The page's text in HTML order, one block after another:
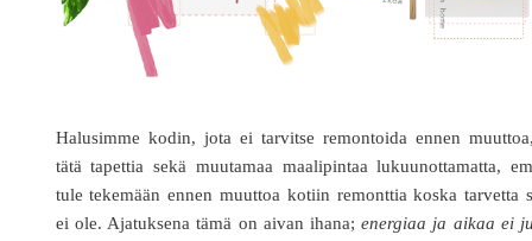
Halusimme kodin, jota ei tarvitse remontoida ennen
tätä tapettia sekä muutamaa maalipintaa lukuunottamatta,
tule tekemään ennen muuttoa kotiin remonttia koska tarvetta
ei ole. Ajatuksena tämä on aivan ihana; energiaa ja aikaa ei